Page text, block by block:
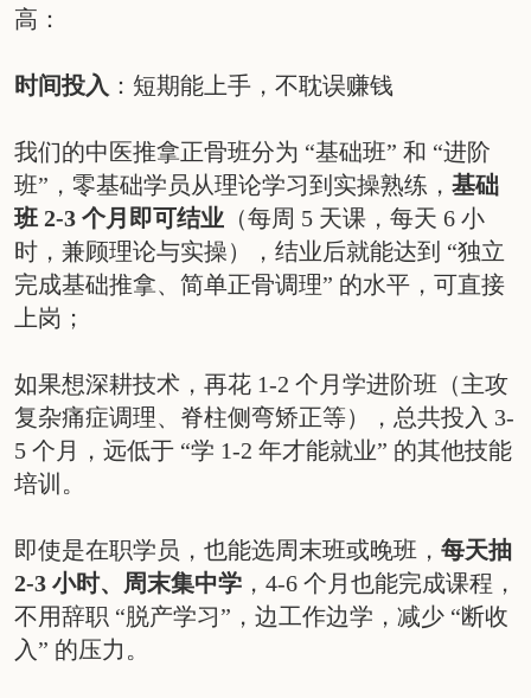
高：
时间投入 ：短期能上手，不耽误赚钱
我们的中医推拿正骨班分为 “基础班” 和 “进阶
班”，零基础学员从理论学习到实操熟练， 基础
班 2-3 个月即可结业（每周 5 天课，每天 6 小
时，兼顾理论与实操），结业后就能达到 “独立
完成基础推拿、简单正骨调理” 的水平，可直接
上岗；
如果想深耕技术，再花 1-2 个月学进阶班（主攻
复杂痛症调理、脊柱侧弯矫正等），总共投入 3-
5 个月，远低于 “学 1-2 年才能就业” 的其他技能
培训。
即使是在职学员，也能选周末班或晚班， 每天抽
2-3 小时、周末集中学，4-6 个月也能完成课程，
不用辞职 “脱产学习”，边工作边学，减少 “断收
入” 的压力。